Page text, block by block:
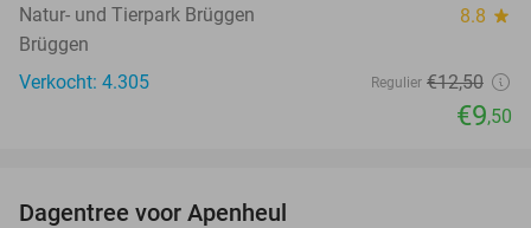
Natur- und Tierpark Brüggen 8.8 star
Brüggen
Verkocht: 4.305
Regulier €12,50
€9,50
Dagentree voor Apenheul